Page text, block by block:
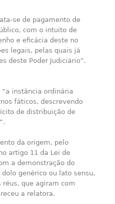
se de pagamento de
com o intuito de
e eficácia deste no
legais, pelas quais já
deste Poder Judiciário”.
instância ordinária
fáticos, descrevendo
de distribuição de
da origem, pelo
artigo 11 da Lei de
a demonstração do
genérico ou lato sensu,
que agiram com
a relatora.